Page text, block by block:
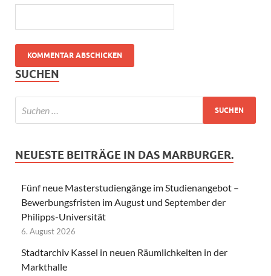
SUCHEN
NEUESTE BEITRÄGE IN DAS MARBURGER.
Fünf neue Masterstudiengänge im Studienangebot –
Bewerbungsfristen im August und September der
Philipps-Universität
6. August 2026
Stadtarchiv Kassel in neuen Räumlichkeiten in der
Markthalle